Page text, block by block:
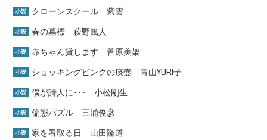
小説 クローンスクール 紫雲
小説 春の墓標 萩野篤人
小説 赤ちゃん貸します 菅原美架
小説 ショッキングピンクの痰壺 青山YURI子
小説 僕が詩人に･･･ 小松剛生
小説 偏態パズル 三浦俊彦
小説 家を看取る日 山田隆道